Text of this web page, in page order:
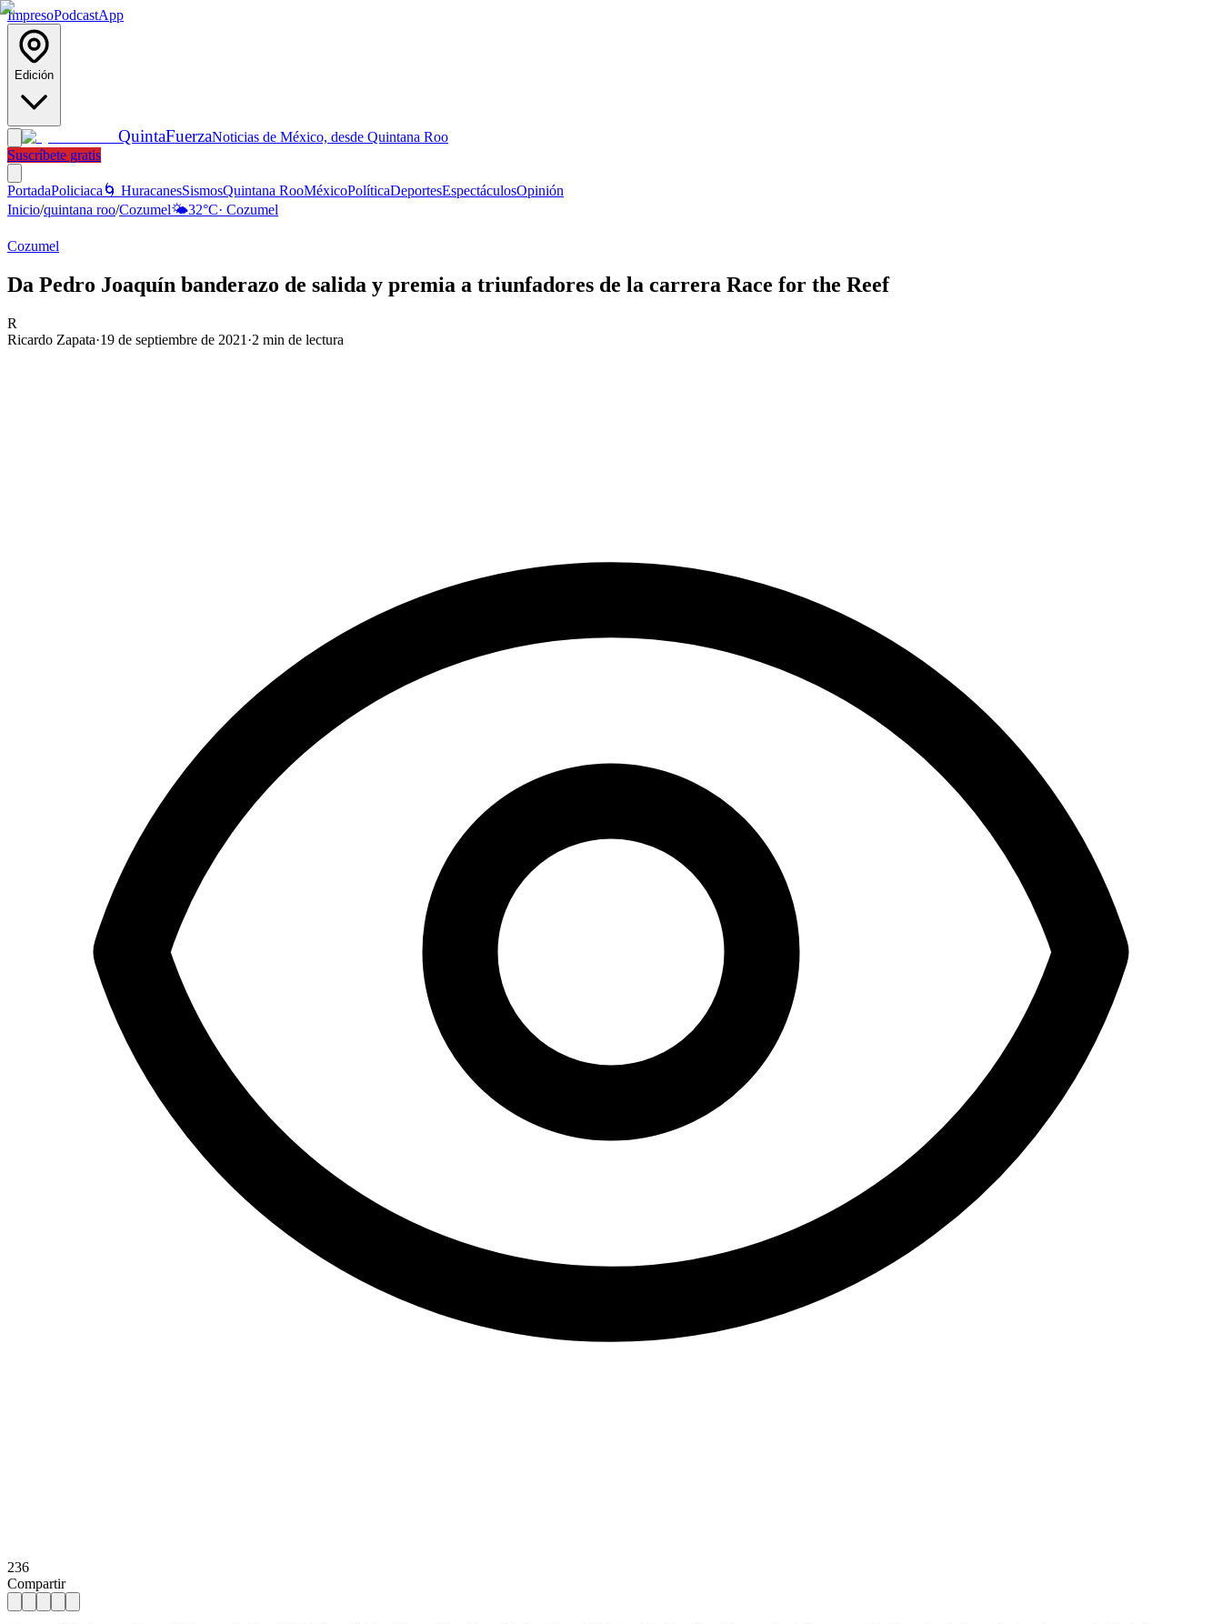
ImpresoPodcastApp
Edición
QuintaFuerzaNoticias de México, desde Quintana Roo
Suscríbete gratis
PortadaPoliciaca 🌀 HuracanesSismosQuintana RooMéxicoPolíticaDeportesEspectáculosOpinión
Inicio/quintana roo/Cozumel🌤️32°C· Cozumel
Cozumel
Da Pedro Joaquín banderazo de salida y premia a triunfadores de la carrera Race for the Reef
R
Ricardo Zapata·19 de septiembre de 2021 ·2 min de lectura
236
Compartir